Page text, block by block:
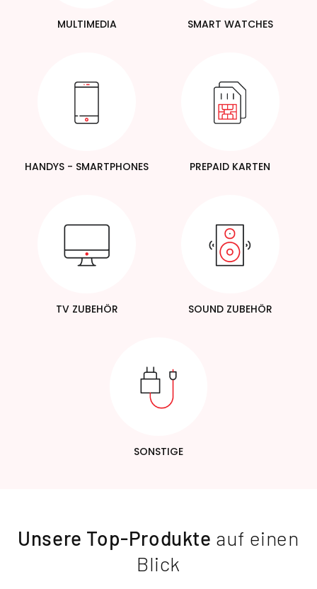
MULTIMEDIA SMART WATCHES
HANDYS - SMARTPHONES PREPAID KARTEN
TV ZUBEHÖR SOUND ZUBEHÖR
SONSTIGE
Unsere Top-Produkte auf einen
Blick